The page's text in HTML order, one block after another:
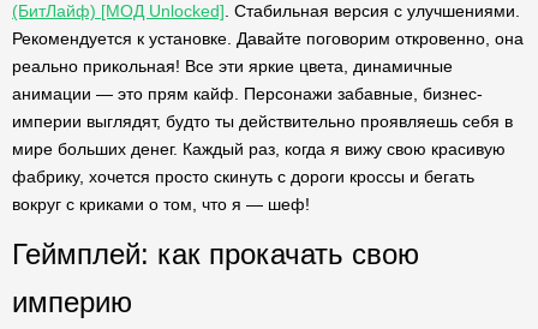
(БитЛайф) [МОД Unlocked] . Стабильная версия с улучшениями.
Рекомендуется к установке. Давайте поговорим откровенно, она
реально прикольная! Все эти яркие цвета, динамичные
анимации — это прям кайф. Персонажи забавные, бизнес-
империи выглядят, будто ты действительно проявляешь себя в
мире больших денег. Каждый раз, когда я вижу свою красивую
фабрику, хочется просто скинуть с дороги кроссы и бегать
вокруг с криками о том, что я — шеф!
Геймплей: как прокачать свою
империю